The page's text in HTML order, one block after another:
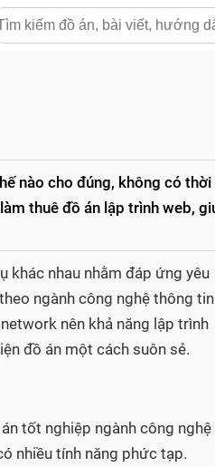
nào cho đúng, không có thời
thuê đồ án lập trình web,
khác nhau nhằm đáp ứng yêu
ngành công nghệ thông tin
nên khả năng lập trình
đồ án một cách suôn sẻ.
tốt nghiệp ngành công nghệ
nhiều tính năng phức tạp.